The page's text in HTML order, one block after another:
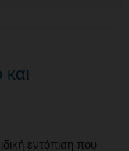
εντόπιση που